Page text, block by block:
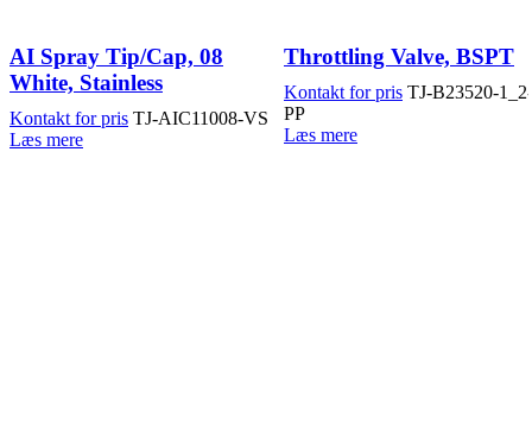
AI Spray Tip/Cap, 08
White, Stainless
Kontakt for pris TJ-AIC11008-VS
Læs mere
Throttling Valve, BSPT
Kontakt for pris TJ-B23520-1_2-
PP
Læs mere